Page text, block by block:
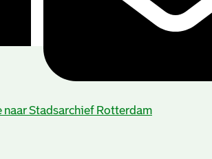
naar Stadsarchief Rotterdam